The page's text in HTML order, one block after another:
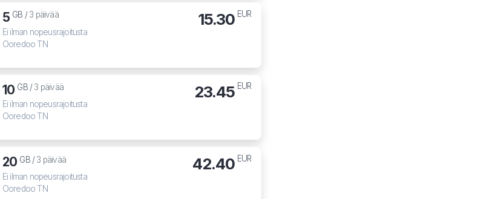
5 GB /3 päivää
Ei ilman nopeusrajoitusta
Ooredoo TN
15.30 EUR
10 GB /3 päivää
Ei ilman nopeusrajoitusta
Ooredoo TN
23.45 EUR
20 GB /3 päivää
Ei ilman nopeusrajoitusta
Ooredoo TN
42.40 EUR